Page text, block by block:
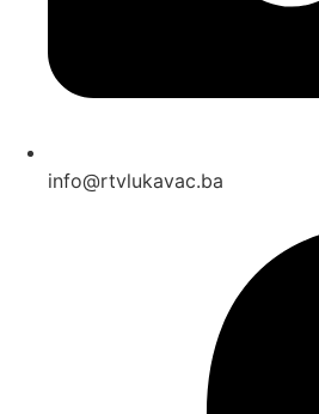
info@rtvlukavac.ba